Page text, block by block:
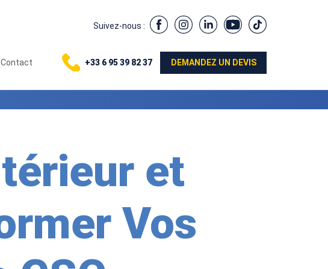
Suivez-nous :
Contact +33 6 95 39 82 37 DEMANDEZ UN DEVIS
et
Vos